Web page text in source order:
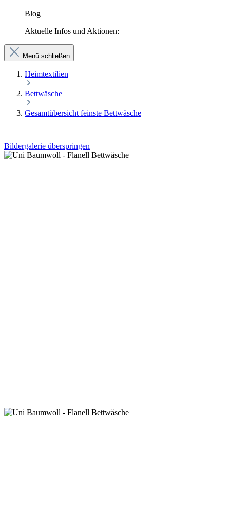
Blog
Aktuelle Infos und Aktionen:
Menü schließen
Heimtextilien
Bettwäsche
Gesamtübersicht feinste Bettwäsche
Bildergalerie überspringen